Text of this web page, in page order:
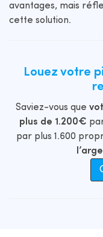
avantages, mais
cette solution.
Louez votre
Saviez-vous que
plus de 1.200€
par plus 1.600